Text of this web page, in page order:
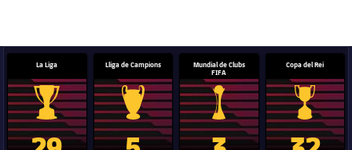
La Liga
Trofeu de la Liga
Lliga de Campions
Trofeu de la Lliga de Campions
Mundial de Clubs
FIFA
Trofeu del Mundial de Clubs
Copa del Rei
Copa del